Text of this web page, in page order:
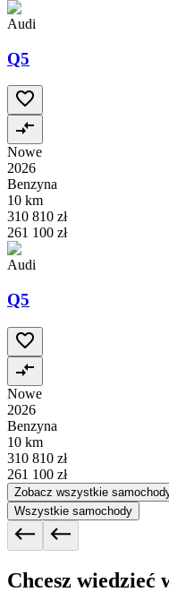
Audi
Q5
Nowe
2026
Benzyna
10 km
310 810 zł
261 100 zł
Audi
Q5
Nowe
2026
Benzyna
10 km
310 810 zł
261 100 zł
Zobacz wszystkie
Wszystkie samochody
Chcesz wiedzieć